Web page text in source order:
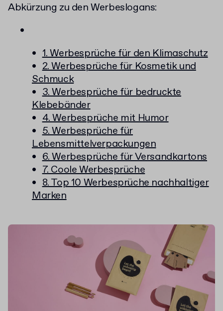
Abkürzung zu den Werbeslogans:
1. Werbesprüche für den Klimaschutz
2. Werbesprüche für Kosmetik und
Schmuck
3. Werbesprüche für bedruckte
Klebebänder
4. Werbesprüche mit Humor
5. Werbesprüche für
Lebensmittelverpackungen
6. Werbesprüche für Versandkartons
7. Coole Werbesprüche
8. Top 10 Werbesprüche nachhaltiger
Marken